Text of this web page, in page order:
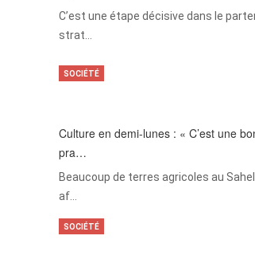
C’est une étape décisive dans le
strat…
Culture en demi-lunes : « C’est une
pra…
Beaucoup de terres agricoles au
af…
SOCIÉTÉ
SOCIÉTÉ